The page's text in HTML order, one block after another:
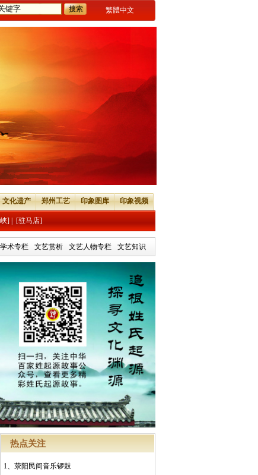
繁體中文
文化遗产 郑州工艺 印象图库 印象视频
] [驻马店]
术专栏 文艺赏析 文艺人物专栏 文艺知识
热点关注
1、 荥阳民间音乐锣鼓